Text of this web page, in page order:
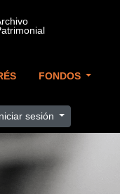
FONDOS
sesión